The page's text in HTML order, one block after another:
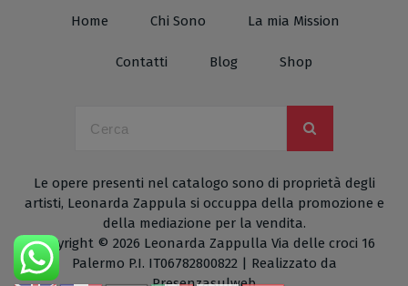
Home Chi Sono La mia Mission
Contatti Blog Shop
Le opere presenti nel catalogo sono di proprietà degli
artisti, Leonarda Zappula si occuppa della promozione e
della mediazione per la vendita.
Copyright © 2026 Leonarda Zappulla Via delle croci 16
Palermo P.I. IT06782800822 | Realizzato da